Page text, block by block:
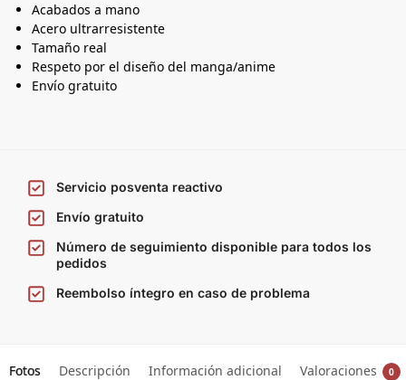
Acabados a mano
Acero ultrarresistente
Tamaño real
Respeto por el diseño del manga/anime
Envío gratuito
Servicio posventa reactivo
Envío gratuito
Número de seguimiento disponible para todos los
pedidos
Reembolso íntegro en caso de problema
Fotos Descripción Información adicional Valoraciones 0